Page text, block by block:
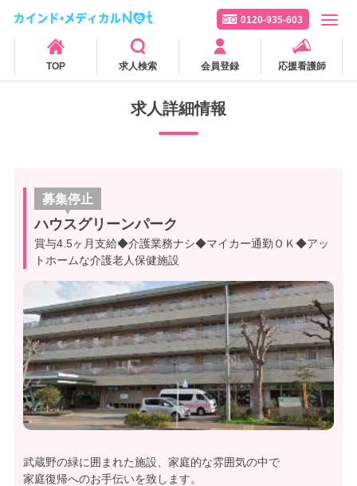
0120-935-603
TOP 求人検索 会員登録 応援看護師
求人詳細情報
募集停止
ハウスグリーンパーク
賞与4.5ヶ月支給◆介護業務ナシ◆マイカー通勤ＯＫ◆アッ
トホームな介護老人保健施設
武蔵野の緑に囲まれた施設、家庭的な雰囲気の中で
家庭復帰へのお手伝いを致します。